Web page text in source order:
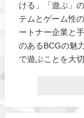
ける」「遊ぶ」
テムとゲーム性
ートナー企業と
のあるBCGの魅
で遊ぶことを大